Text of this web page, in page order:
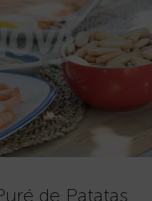
de Patatas